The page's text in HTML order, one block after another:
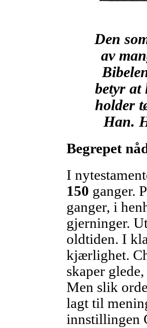
Den
av
betyr at
holder
Han.
Begrepet
I
150 ganger.
ganger, i
gjerninger.
oldtiden. I
kjærlighet.
skaper
Men slik
lagt til
innstillingen